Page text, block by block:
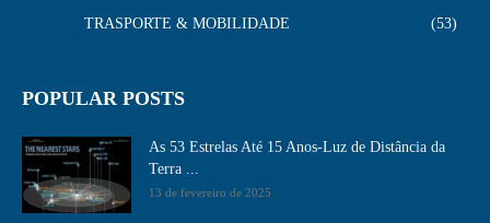
TRASPORTE & MOBILIDADE 53
POPULAR POSTS
As 53 Estrelas Até 15 Anos-Luz de Distância da
Terra ...
13 de fevereiro de 2025